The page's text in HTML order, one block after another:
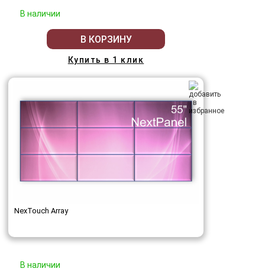
В наличии
В КОРЗИНУ
Купить в 1 клик
NexTouch Array
В наличии